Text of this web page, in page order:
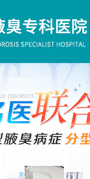
是否需要治疗？